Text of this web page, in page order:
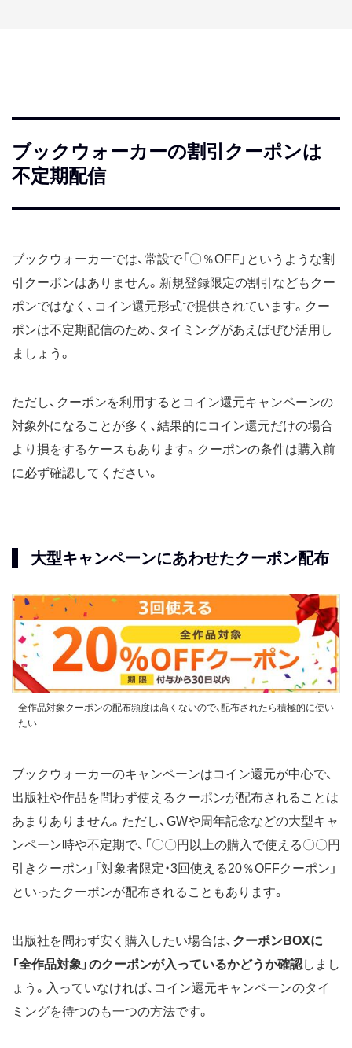
ブックウォーカーの割引クーポンは
不定期配信
ブックウォーカーでは、常設で「〇％OFF」というような割
引クーポンはありません。新規登録限定の割引などもクー
ポンではなく、コイン還元形式で提供されています。クー
ポンは不定期配信のため、タイミングがあえばぜひ活用し
ましょう。
ただし、クーポンを利用するとコイン還元キャンペーンの
対象外になることが多く、結果的にコイン還元だけの場合
より損をするケースもあります。クーポンの条件は購入前
に必ず確認してください。
大型キャンペーンにあわせたクーポン配布
全作品対象クーポンの配布頻度は高くないので、配布されたら積極的に使い
たい
ブックウォーカーのキャンペーンはコイン還元が中心で、
出版社や作品を問わず使えるクーポンが配布されることは
あまりありません。ただし、GWや周年記念などの大型キャ
ンペーン時や不定期で、「〇〇円以上の購入で使える〇〇円
引きクーポン」「対象者限定・3回使える20％OFFクーポン」
といったクーポンが配布されることもあります。
出版社を問わず安く購入したい場合は、 クーポンBOXに
「全作品対象」のクーポンが入っているかどうか確認しまし
ょう。入っていなければ、コイン還元キャンペーンのタイ
ミングを待つのも一つの方法です。